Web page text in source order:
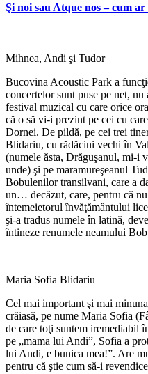
Şi noi sau Atque nos – cum
Mihnea, Andi şi Tudor
Bucovina Acoustic Park a
concertelor sunt puse pe net,
festival muzical cu care orice
că o să vi-i prezint pe cei cu
Dornei. De pildă, pe cei trei
Blidariu, cu rădăcini vechi în
(numele ăsta, Drăguşanul, mi-i
unde) şi pe maramureşeanul
Bobulenilor transilvani, care a
un… decăzut, care, pentru că
întemeietorul învăţământului
şi-a tradus numele în latină,
întineze renumele neamului
Maria Sofia Blidariu
Cel mai important şi mai
crăiasă, pe nume Maria Sofia
de care toţi suntem iremediabil
pe „mama lui Andi”, Sofia a
lui Andi, e bunica mea!”. Are
pentru că ştie cum să-i